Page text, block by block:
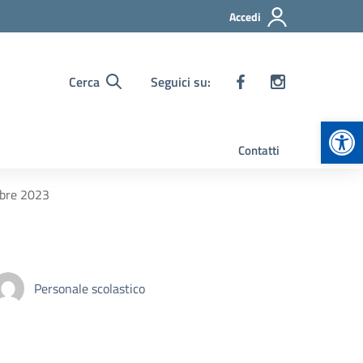
Accedi
Cerca Seguici su:
Contatti
2023
Personale scolastico